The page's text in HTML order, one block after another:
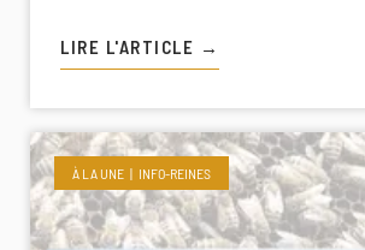
LIRE L'ARTICLE →
À LA UNE INFO-REINES